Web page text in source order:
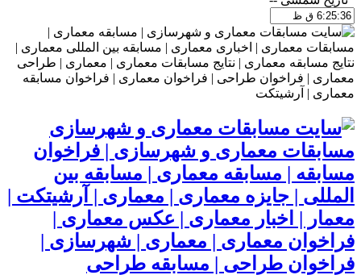
مسابقات معماری و شهرسازی | فراخوان
مسابقه | مسابقه معماری | مسابقه بین
المللی | جایزه معماری | معماری | آرشیتکت |
معمار | اخبار معماری | عکس معماری |
فراخوان معماری | معماری | شهرسازی |
فراخوان طراحی | مسابقه طراحی